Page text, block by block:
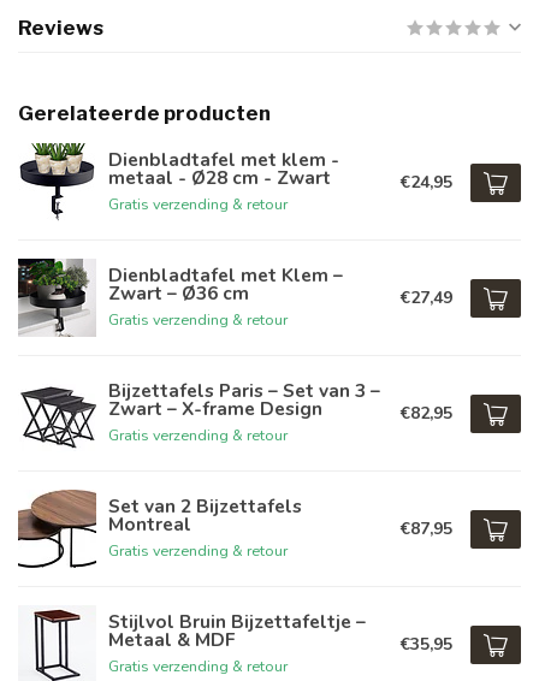
Reviews
Gerelateerde producten
Dienbladtafel met klem -
metaal - Ø28 cm - Zwart
Gratis verzending & retour
€24,95
Dienbladtafel met Klem –
Zwart – Ø36 cm
Gratis verzending & retour
€27,49
Bijzettafels Paris – Set van 3 –
Zwart – X-frame Design
Gratis verzending & retour
€82,95
Set van 2 Bijzettafels
Montreal
Gratis verzending & retour
€87,95
Stijlvol Bruin Bijzettafeltje –
Metaal & MDF
Gratis verzending & retour
€35,95